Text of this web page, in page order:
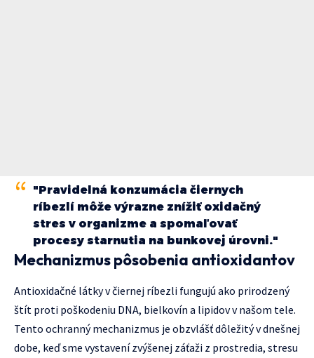
"Pravidelná konzumácia čiernych
ríbezlí môže výrazne znížiť oxidačný
stres v organizme a spomaľovať
procesy starnutia na bunkovej úrovni."
Mechanizmus pôsobenia antioxidantov
Antioxidačné látky v čiernej ríbezli fungujú ako prirodzený
štít proti poškodeniu DNA, bielkovín a lipidov v našom tele.
Tento ochranný mechanizmus je obzvlášť dôležitý v dnešnej
dobe, keď sme vystavení zvýšenej záťaži z prostredia, stresu